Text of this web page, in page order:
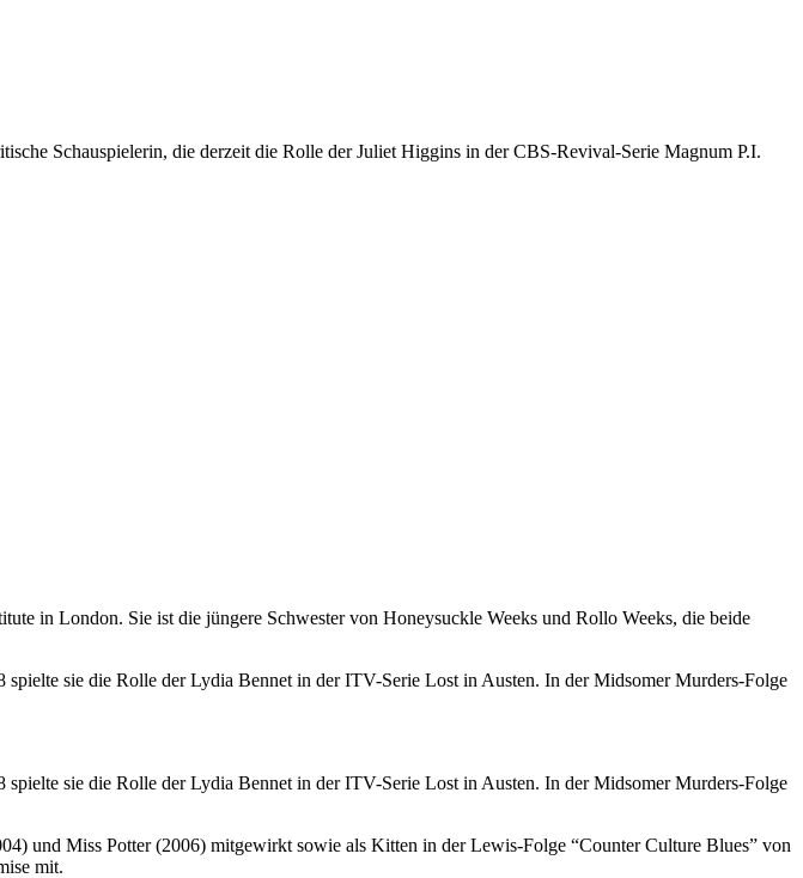
Schauspielerin, die derzeit die Rolle der Juliet Higgins in der CBS-Revival-Serie Magnum P.I.
in London. Sie ist die jüngere Schwester von Honeysuckle Weeks und Rollo Weeks, die beide
sie die Rolle der Lydia Bennet in der ITV-Serie Lost in Austen. In der Midsomer Murders-Folge
sie die Rolle der Lydia Bennet in der ITV-Serie Lost in Austen. In der Midsomer Murders-Folge
und Miss Potter (2006) mitgewirkt sowie als Kitten in der Lewis-Folge “Counter Culture Blues” von
mit.